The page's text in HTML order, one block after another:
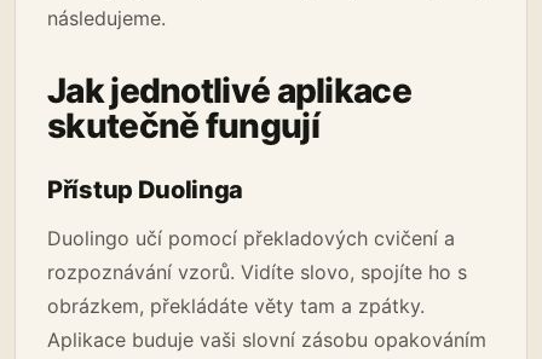
následujeme.
Jak jednotlivé aplikace
skutečně fungují
Přístup Duolinga
Duolingo učí pomocí překladových cvičení a
rozpoznávání vzorů. Vidíte slovo, spojíte ho s
obrázkem, překládáte věty tam a zpátky.
Aplikace buduje vaši slovní zásobu opakováním